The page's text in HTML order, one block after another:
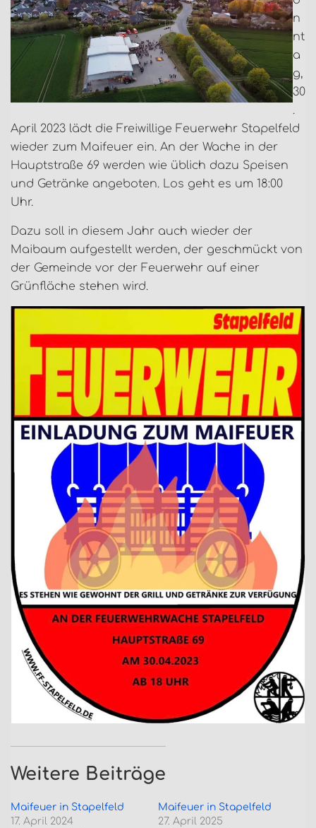
n
nt
a
g,
30
.
April 2023 lädt die Freiwillige Feuerwehr Stapelfeld
wieder zum Maifeuer ein. An der Wache in der
Hauptstraße 69 werden wie üblich dazu Speisen
und Getränke angeboten. Los geht es um 18:00
Uhr.
Dazu soll in diesem Jahr auch wieder der
Maibaum aufgestellt werden, der geschmückt von
der Gemeinde vor der Feuerwehr auf einer
Grünfläche stehen wird.
Weitere Beiträge
Maifeuer in Stapelfeld
17. April 2024
Maifeuer in Stapelfeld
27. April 2025